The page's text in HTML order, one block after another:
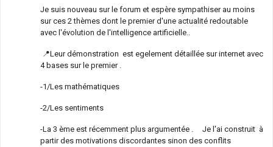
Je suis nouveau sur le forum et espère sympathiser au moins
sur ces 2 thèmes dont le premier d'une actualité redoutable
avec l'évolution de l'intelligence artificielle..
📍Leur démonstration est egelement détaillée sur internet avec
4 bases sur le premier .
-1/Les mathématiques
-2/Les sentiments
-La 3 ème est récemment plus argumentée . Je l'ai construit à
partir des motivations discordantes sinon des conflits